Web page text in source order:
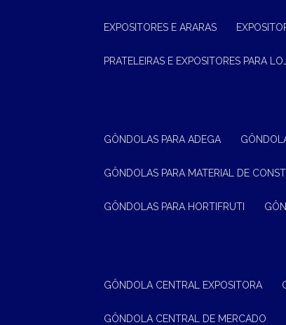
EXPOSITORES E ARARAS
PRATELEIRAS E EXPOSITORES PARA
GÔNDOLAS PARA ADEGA
GÔNDOLAS PARA MATERIAL DE
GÔNDOLAS PARA HORTIFRUTI
GÔNDOLA CENTRAL EXPOSITORA
GÔNDOLA CENTRAL DE MERCADO